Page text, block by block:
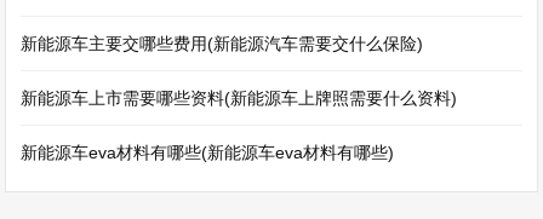
新能源车主要交哪些费用(新能源汽车需要交什么保险)
新能源车上市需要哪些资料(新能源车上牌照需要什么资料)
新能源车eva材料有哪些(新能源车eva材料有哪些)